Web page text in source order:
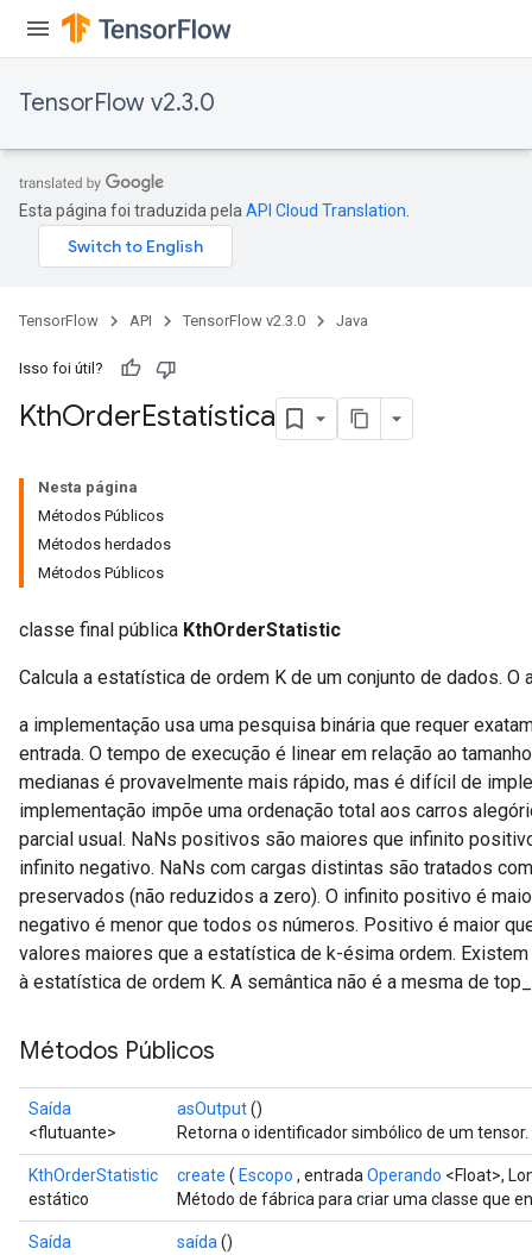
TensorFlow v2.3.0
Esta página foi traduzida pela API Cloud Translation
TensorFlow API TensorFlow v2.3.0 Java
Isso foi útil?
KthOrderEstatística
Nesta página
Métodos Públicos
Métodos herdados
Métodos Públicos
classe final pública KthOrderStatistic
Calcula a estatística de ordem K de um conjunto de dados. O
a implementação usa uma pesquisa binária que requer
entrada. O tempo de execução é linear em relação ao
medianas é provavelmente mais rápido, mas é difícil de
implementação impõe uma ordenação total aos carros
parcial usual. NaNs positivos são maiores que infinito
infinito negativo. NaNs com cargas distintas são tratados
preservados (não reduzidos a zero). O infinito positivo é
negativo é menor que todos os números. Positivo é maior
valores maiores que a estatística de k-ésima ordem.
à estatística de ordem K. A semântica não é a mesma de
Métodos Públicos
Saída
<flutuante>
asOutput()
Retorna o identificador simbólico de um tensor.
KthOrderStatistic
estático
create ( Escopo , entrada Operando <Float>,
Método de fábrica para criar uma classe que
Saída
saída ()